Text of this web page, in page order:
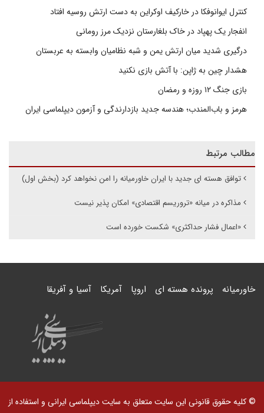
کنترل ایوانوفکا در خارکیف اوکراین به دست ارتش روسیه افتاد
انفجار یک پهپاد در خاک بلغارستان نزدیک مرز رومانی
درگیری شدید میان ارتش یمن و شبه نظامیان وابسته به عربستان
هشدار چین به ژاپن: با آتش بازی نکنید
بازی جنگ ۱۲ روزه و رمضان
هرمز و باب‌المندب؛ هندسه جدید بازدارندگی و آزمون دیپلماسی ایران
مطالب مرتبط
توافق هسته ای جدید با ایران خاورمیانه را امن نخواهد کرد (بخش اول)
مذاکره در میانه «تروریسم اقتصادی» امکان پذیر نیست
«اعمال فشار حداکثری» شکست خورده است
خاورمیانه پرونده هسته ای اروپا آمریکا آسیا و آفریقا
© کلیه حقوق قانونی این سایت متعلق به سایت دیپلماسی ایرانی و استفاده از